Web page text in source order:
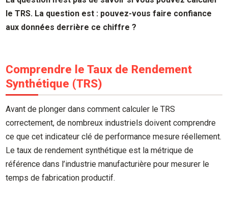
le TRS. La question est : pouvez-vous faire confiance
aux données derrière ce chiffre ?
Comprendre le Taux de Rendement
Synthétique (TRS)
Avant de plonger dans comment calculer le TRS
correctement, de nombreux industriels doivent comprendre
ce que cet indicateur clé de performance mesure réellement.
Le taux de rendement synthétique est la métrique de
référence dans l’industrie manufacturière pour mesurer le
temps de fabrication productif.